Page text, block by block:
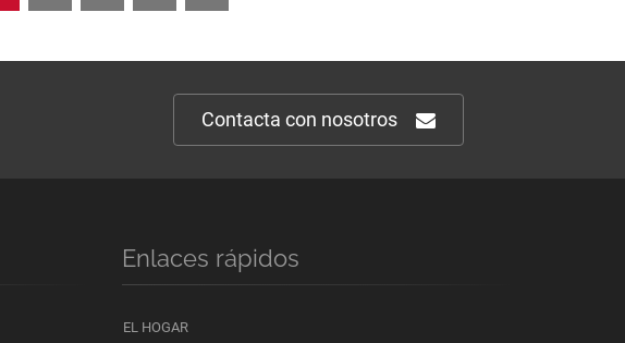
Contacta con nosotros
Enlaces rápidos
EL HOGAR